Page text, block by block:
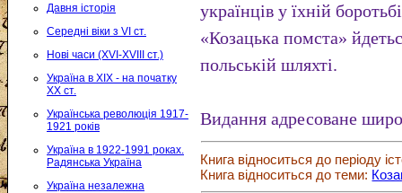
Давня історія
Середні віки з VI ст.
Нові часи (XVI-XVIII ст.)
Україна в XIX - на початку
XX ст.
Українська революція 1917-
1921 років
Україна в 1922-1991 роках.
Радянська Україна
Україна незалежна
українців у їхній
«Козацька помста»
польській шляхті.
Видання адресоване
Книга відноситься до періоду
Книга відноситься до теми: